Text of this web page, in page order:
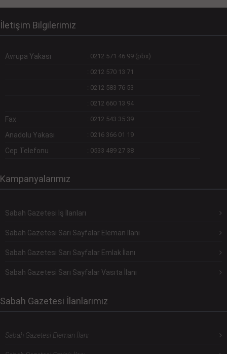
İletişim Bilgilerimiz
Avrupa Yakası : 0212 571 46 99 (pbx)
: 0212 570 13 71
: 0212 583 76 53
: 0212 660 13 94
Fax : 0212 543 35 39
Anadolu Yakası : 0216 366 01 19
Cep Telefonu : 0533 489 27 38
Kampanyalarımız
Sabah Gazetesi İş İlanları
Sabah Gazetesi Sarı Sayfalar Eleman İlanı
Sabah Gazetesi Sarı Sayfalar Emlak İlanı
Sabah Gazetesi Sarı Sayfalar Vasıta İlanı
Sabah Gazetesi İlanlarımız
Sabah Gazetesi Eleman İlanı
Devamını Gör